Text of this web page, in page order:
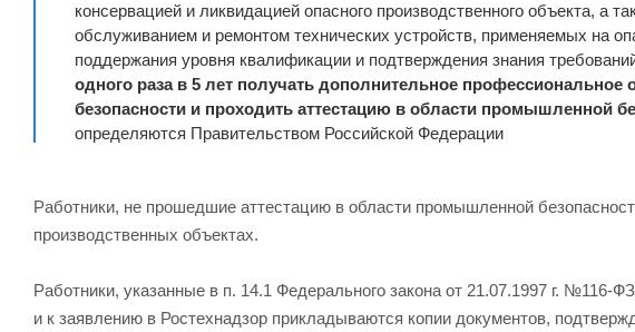
консервацией и ликвидацией опасного производственного объекта, а
обслуживанием и ремонтом технических устройств, применяемых на
поддержания уровня квалификации и подтверждения знания
одного раза в 5 лет получать дополнительное
безопасности и проходить аттестацию в области промышленной
определяются Правительством Российской Федерации
Работники, не прошедшие аттестацию в области промышленной
производственных объектах.
Работники, указанные в п. 14.1 Федерального закона от 21.07.1997 г.
и к заявлению в Ростехнадзор прикладываются копии документов,